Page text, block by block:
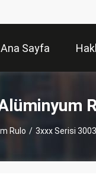
Ana Sayfa
Rulo / 3xxx Serisi